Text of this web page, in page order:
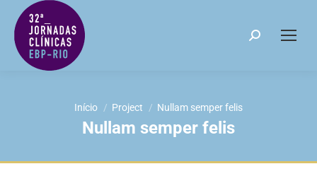
Search:
Você está aqui:
Início Project Nullam semper felis
Nullam semper felis